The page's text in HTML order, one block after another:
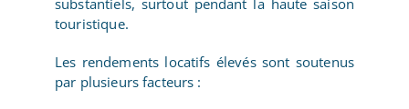
touristique.
Les rendements locatifs élevés sont soutenus
par plusieurs facteurs :